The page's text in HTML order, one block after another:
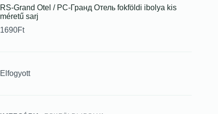
RS-Grand Otel / РС-Гранд Отель fokföldi ibolya kis
méretű sarj
1690Ft
Elfogyott